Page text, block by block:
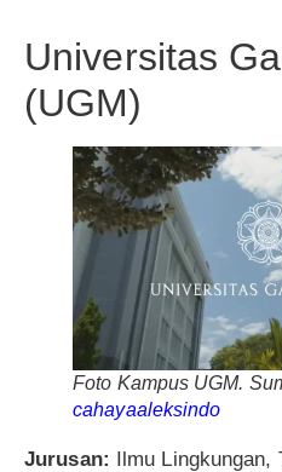
Universitas
(UGM)
Foto Kampus UGM.
cahayaaleksindo
Jurusan: Ilmu Lingkungan,